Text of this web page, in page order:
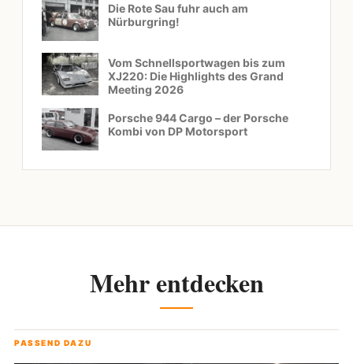
Die Rote Sau fuhr auch am
Nürburgring!
Vom Schnellsportwagen bis zum
XJ220: Die Highlights des Grand
Meeting 2026
Porsche 944 Cargo – der Porsche
Kombi von DP Motorsport
Mehr entdecken
PASSEND DAZU